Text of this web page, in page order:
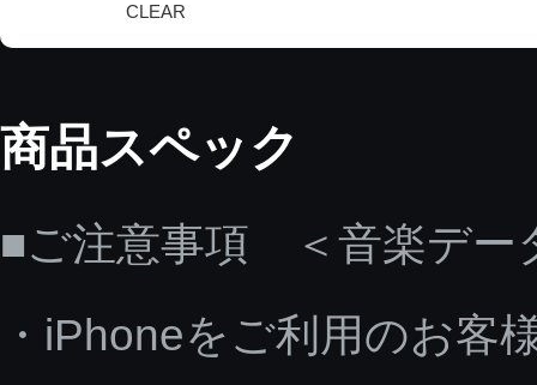
CLEAR
商品スペック
■ご注意事項 ＜音楽デー
・iPhoneをご利用のお客